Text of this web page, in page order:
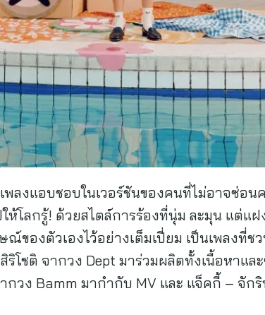
พลงแอบชอบในเวอร์ชันของคนที่ไม่อาจซ่อ
โลกรู้! ด้วยสไตล์การร้องที่นุ่ม ละมุน แต่แฝ
ของตัวเองไว้อย่างเต็มเปี่ยม เป็นเพลงที่ช
ริโชติ จากวง Dept มาร่วมผลิตทั้งเนื้อหาแ
วง Bamm มากำกับ MV และ แจ็คกี้ – จัก